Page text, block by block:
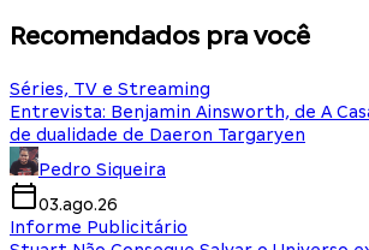
Recomendados pra você
Séries, TV e Streaming
Entrevista: Benjamin Ainsworth, de A
de dualidade de Daeron Targaryen
Pedro Siqueira
03.ago.26
Informe Publicitário